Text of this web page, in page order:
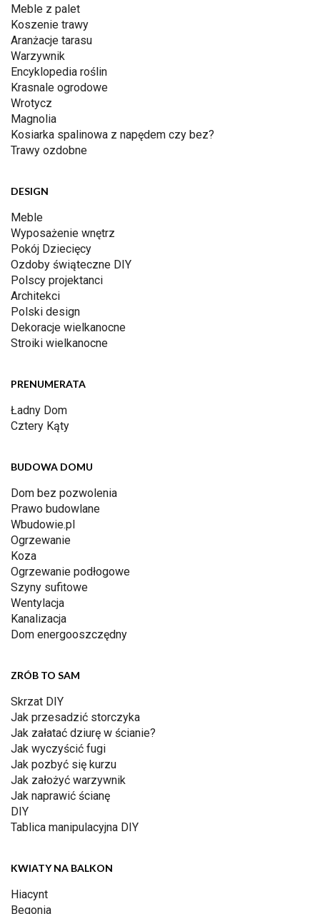
Meble z palet
Koszenie trawy
Aranżacje tarasu
Warzywnik
Encyklopedia roślin
Krasnale ogrodowe
Wrotycz
Magnolia
Kosiarka spalinowa z napędem czy bez?
Trawy ozdobne
DESIGN
Meble
Wyposażenie wnętrz
Pokój Dziecięcy
Ozdoby świąteczne DIY
Polscy projektanci
Architekci
Polski design
Dekoracje wielkanocne
Stroiki wielkanocne
PRENUMERATA
Ładny Dom
Cztery Kąty
BUDOWA DOMU
Dom bez pozwolenia
Prawo budowlane
Wbudowie.pl
Ogrzewanie
Koza
Ogrzewanie podłogowe
Szyny sufitowe
Wentylacja
Kanalizacja
Dom energooszczędny
ZRÓB TO SAM
Skrzat DIY
Jak przesadzić storczyka
Jak załatać dziurę w ścianie?
Jak wyczyścić fugi
Jak pozbyć się kurzu
Jak założyć warzywnik
Jak naprawić ścianę
DIY
Tablica manipulacyjna DIY
KWIATY NA BALKON
Hiacynt
Begonia